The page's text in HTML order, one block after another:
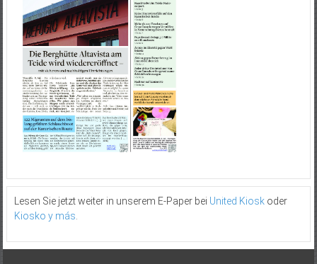
Lesen Sie jetzt weiter in unserem E-Paper bei United Kioskoder
Kiosko y más